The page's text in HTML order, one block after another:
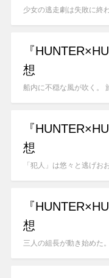
少女の逃走劇は失敗に終
『
想
船内に不穏な風が吹く。
『
想
「犯人」は悠々と逃げ
『
想
三人の組長が動き始めた